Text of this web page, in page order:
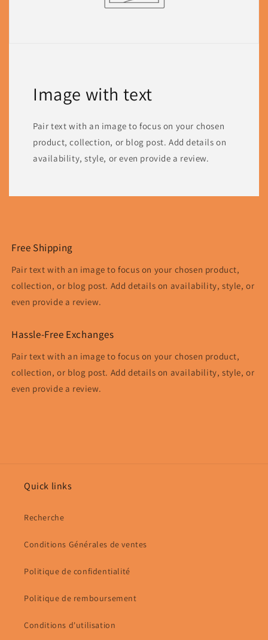
Image with text
Pair text with an image to focus on your chosen
product, collection, or blog post. Add details on
availability, style, or even provide a review.
Free Shipping
Pair text with an image to focus on your chosen product,
collection, or blog post. Add details on availability, style, or
even provide a review.
Hassle-Free Exchanges
Pair text with an image to focus on your chosen product,
collection, or blog post. Add details on availability, style, or
even provide a review.
Quick links
Recherche
Conditions Générales de ventes
Politique de confidentialité
Politique de remboursement
Conditions d'utilisation